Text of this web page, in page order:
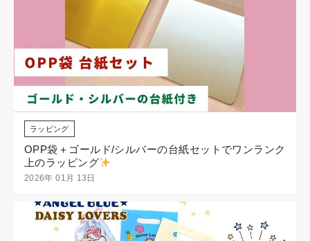
ラッピング
OPP袋＋ゴールド/シルバーの台紙セットでワンランク
上のラッピング
2026年 01月 13日